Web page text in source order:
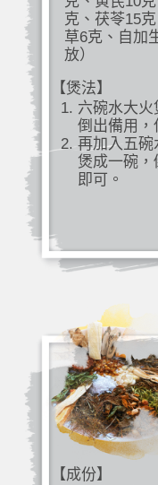
克、茯苓15
草6克、自加
放）
【煲法】
六碗水大火
倒出備用，
再加入五碗
煲成一碗
即可。
【成份】